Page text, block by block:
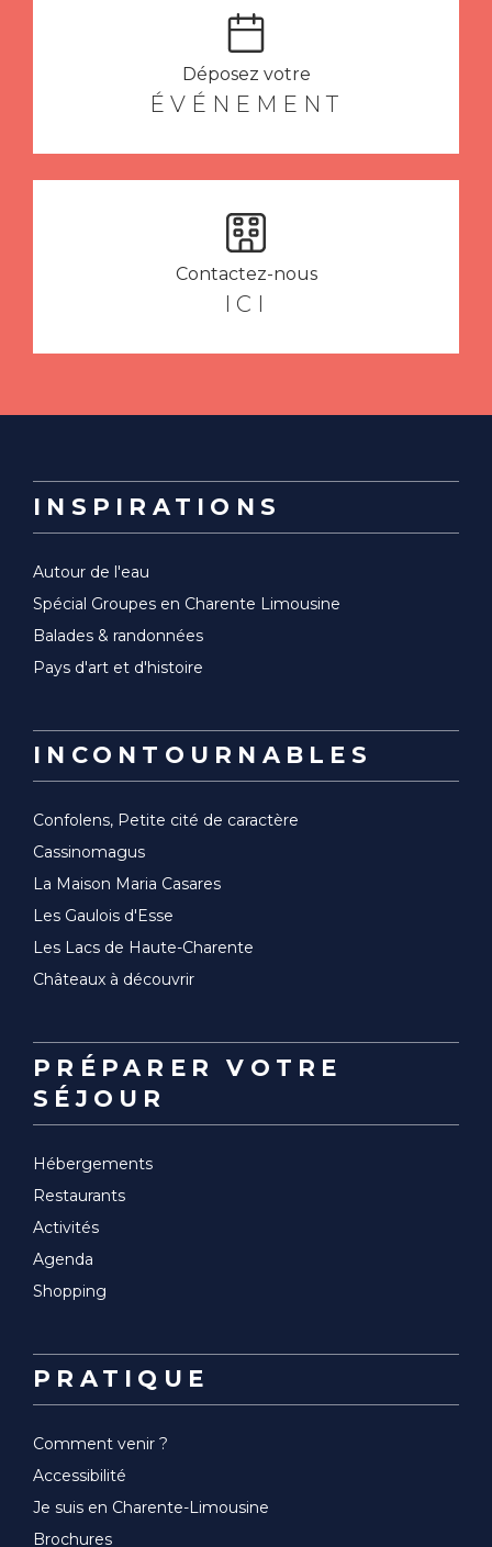
Déposez votre
ÉVÉNEMENT
Contactez-nous
ICI
INSPIRATIONS
Autour de l'eau
Spécial Groupes en Charente Limousine
Balades & randonnées
Pays d'art et d'histoire
INCONTOURNABLES
Confolens, Petite cité de caractère
Cassinomagus
La Maison Maria Casares
Les Gaulois d'Esse
Les Lacs de Haute-Charente
Châteaux à découvrir
PRÉPARER VOTRE
SÉJOUR
Hébergements
Restaurants
Activités
Agenda
Shopping
PRATIQUE
Comment venir ?
Accessibilité
Je suis en Charente-Limousine
Brochures